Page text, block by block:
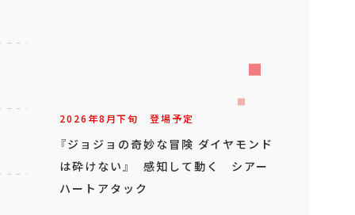
2026年8月下旬 登場予定
『ジョジョの奇妙な冒険 ダイヤモンド
は砕けない』 感知して動く シアー
ハートアタック